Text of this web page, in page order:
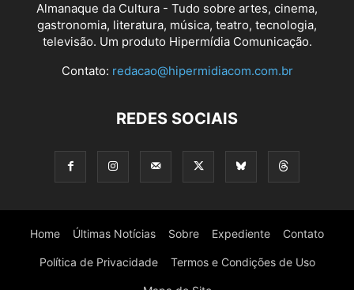
Almanaque da Cultura - Tudo sobre artes, cinema,
gastronomia, literatura, música, teatro, tecnologia,
televisão. Um produto Hipermídia Comunicação.
Contato: redacao@hipermidiacom.com.br
REDES SOCIAIS
Home Últimas Notícias Sobre Expediente Contato
Política de Privacidade Termos e Condições de Uso